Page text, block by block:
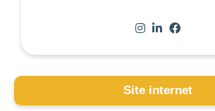
Site internet